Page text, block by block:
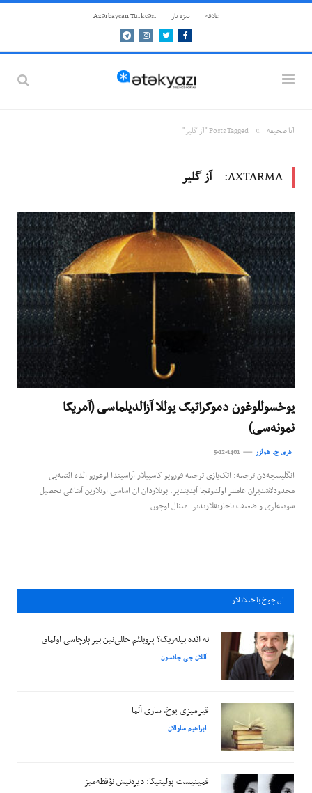
علاقه بيزه ياز Azərbaycan Türkcəsi
Facebook
Twitter
Instagram
Telegram
آنا صحيفه » Posts Tagged "آز گلیر"
AXTARMA: آز گلیر
یوخسوللوغون دموکراتیک یوللا آزالدیلماسی (آمریکا
نمونه‌سی)
هری ج. هولزر 5-12-1401
انگلیسجه‌دن ترجمه: اتک‌یازی ترجمه قوروپو کاسیبلار آراسیندا اوغورو الده ائتمه‌یی
محدودلاشدیران عامللر اولدوقجا آیدیندیر. بونلاردان ان اساسی اونلارین آشاغی تحصیل
سويیه‌‌لری و ضعیف باجاریقلاریدیر. میثال اوچون…
ان چوخ باخيلانلار
نه ائده بیله‌ریک؟ پروبلئم حللی‌نین بیر پارچاسی اولماق
آللان جی جانسون
قیرمیزی یوخ، ساری آلما
ابراهیم ساوالان
فمینیست پولیتیکا: دیره‌نیش نؤقطه‌میز